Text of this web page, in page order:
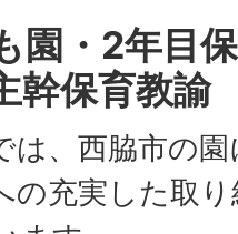
園・2年目
幹保育教諭
は、西脇市の
の充実した取